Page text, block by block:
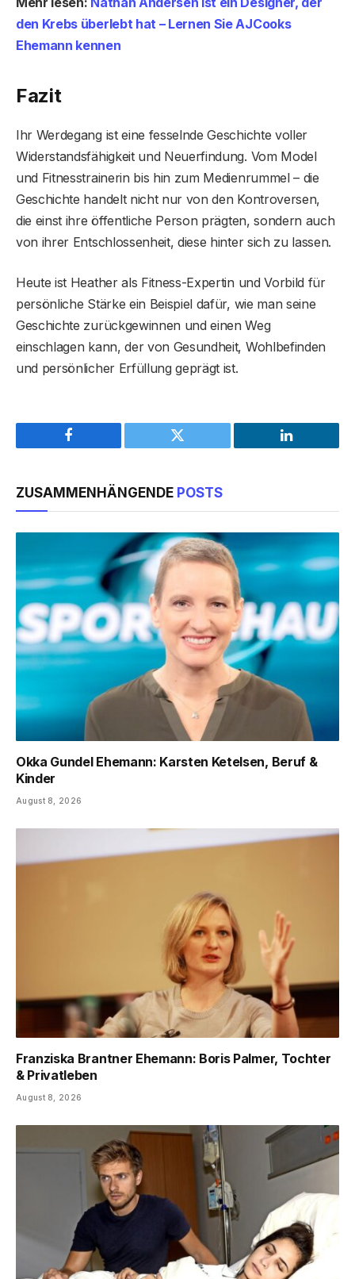
den Krebs überlebt hat – Lernen Sie AJCooks
Ehemann kennen
Fazit
Ihr Werdegang ist eine fesselnde Geschichte voller
Widerstandsfähigkeit und Neuerfindung. Vom Model
und Fitnesstrainerin bis hin zum Medienrummel – die
Geschichte handelt nicht nur von den Kontroversen,
die einst ihre öffentliche Person prägten, sondern auch
von ihrer Entschlossenheit, diese hinter sich zu lassen.
Heute ist Heather als Fitness-Expertin und Vorbild für
persönliche Stärke ein Beispiel dafür, wie man seine
Geschichte zurückgewinnen und einen Weg
einschlagen kann, der von Gesundheit, Wohlbefinden
und persönlicher Erfüllung geprägt ist.
Facebook Twitter LinkedIn
ZUSAMMENHÄNGENDE POSTS
Okka Gundel Ehemann: Karsten Ketelsen, Beruf &
Kinder
August 8, 2026
Franziska Brantner Ehemann: Boris Palmer, Tochter
& Privatleben
August 8, 2026